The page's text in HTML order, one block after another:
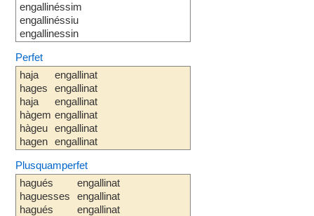
engallinéssim
engallinéssiu
engallinessin
Perfet
haja
hages
haja
hàgem
hàgeu
hagen
engallinat
engallinat
engallinat
engallinat
engallinat
engallinat
Plusquamperfet
hagués
haguesses
hagués
engallinat
engallinat
engallinat